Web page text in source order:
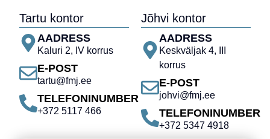
Tartu kontor
AADRESS
Kaluri 2, IV korrus
E-POST
tartu@fmj.ee
TELEFONINUMBER
+372 5117 466
Jõhvi kontor
AADRESS
Keskväljak 4, III
korrus
E-POST
johvi@fmj.ee
TELEFONINUMBER
+372 5347 4918